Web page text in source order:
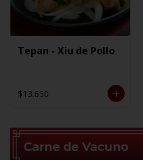
Tepan - Xiu de Pollo
$13.650